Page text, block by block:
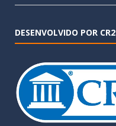
DESENVOLVIDO POR CR2